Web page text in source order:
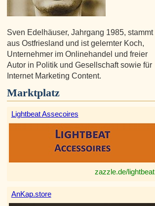
Sven Edelhäuser, Jahrgang 1985, stammt
aus Ostfriesland und ist gelernter Koch,
Unternehmer im Onlinehandel und freier
Autor in Politik und Gesellschaft sowie für
Internet Marketing Content.
Marktplatz
Lightbeat Assecoires
zazzle.de/lightbeat
AnKap.store